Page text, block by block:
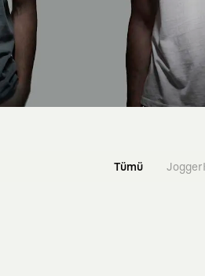
Tümü Jogger